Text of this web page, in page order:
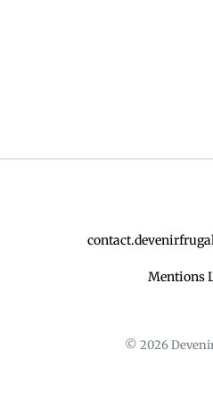
Mentions
© 2026